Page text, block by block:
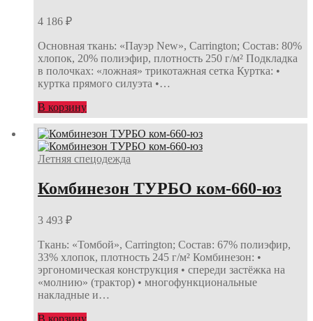
4 186 ₽
Основная ткань: «Пауэр New», Carrington; Состав: 80%
хлопок, 20% полиэфир, плотность 250 г/м² Подкладка
в полочках: «ложная» трикотажная сетка Куртка: •
куртка прямого силуэта •…
В корзину
Летняя спецодежда
Комбинезон ТУРБО ком-660-юз
3 493 ₽
Ткань: «Томбой», Carrington; Состав: 67% полиэфир,
33% хлопок, плотность 245 г/м² Комбинезон: •
эргономическая конструкция • спереди застёжка на
«молнию» (трактор) • многофункциональные
накладные и…